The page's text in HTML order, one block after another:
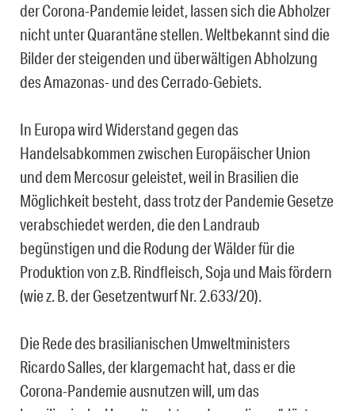
der Corona-Pandemie leidet, lassen sich die Abholzer
nicht unter Quarantäne stellen. Weltbekannt sind die
Bilder der steigenden und überwältigen Abholzung
des Amazonas- und des Cerrado-Gebiets.
In Europa wird Widerstand gegen das
Handelsabkommen zwischen Europäischer Union
und dem Mercosur geleistet, weil in Brasilien die
Möglichkeit besteht, dass trotz der Pandemie Gesetze
verabschiedet werden, die den Landraub
begünstigen und die Rodung der Wälder für die
Produktion von z.B. Rindfleisch, Soja und Mais fördern
(wie z. B. der Gesetzentwurf Nr. 2.633/20).
Die Rede des brasilianischen Umweltministers
Ricardo Salles, der klargemacht hat, dass er die
Corona-Pandemie ausnutzen will, um das